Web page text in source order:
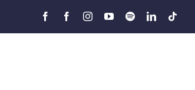
FacebookFacebookInstagramYouTube
SpotifyLinkedIn